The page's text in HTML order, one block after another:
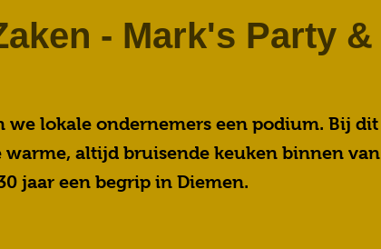
- Mark's Party &
we lokale ondernemers een podium. Bij dit
warme, altijd bruisende keuken binnen van
jaar een begrip in Diemen.